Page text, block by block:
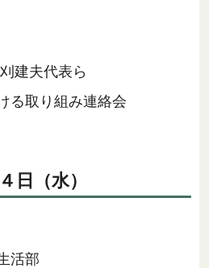
建夫代表ら
る取り組み連絡会
日（水）
活部